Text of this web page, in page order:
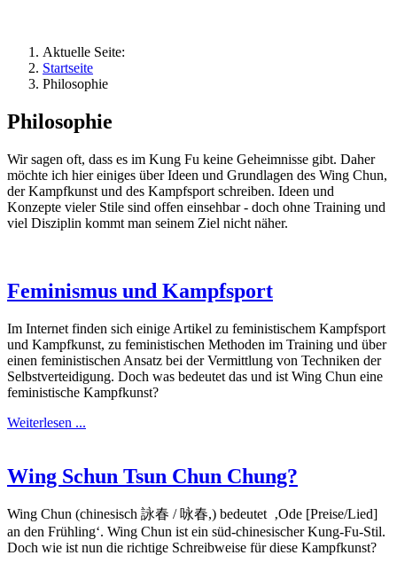
Aktuelle Seite:
Startseite
Philosophie
Philosophie
Wir sagen oft, dass es im Kung Fu keine Geheimnisse gibt. Daher
möchte ich hier einiges über Ideen und Grundlagen des Wing Chun,
der Kampfkunst und des Kampfsport schreiben. Ideen und
Konzepte vieler Stile sind offen einsehbar - doch ohne Training und
viel Disziplin kommt man seinem Ziel nicht näher.
Feminismus und Kampfsport
Im Internet finden sich einige Artikel zu feministischem Kampfsport
und Kampfkunst, zu feministischen Methoden im Training und über
einen feministischen Ansatz bei der Vermittlung von Techniken der
Selbstverteidigung. Doch was bedeutet das und ist Wing Chun eine
feministische Kampfkunst?
Weiterlesen ...
Wing Schun Tsun Chun Chung?
Wing Chun (chinesisch 詠春 / 咏春,) bedeutet ‚Ode [Preise/Lied]
an den Frühling‘. Wing Chun ist ein süd-chinesischer Kung-Fu-Stil.
Doch wie ist nun die richtige Schreibweise für diese Kampfkunst?